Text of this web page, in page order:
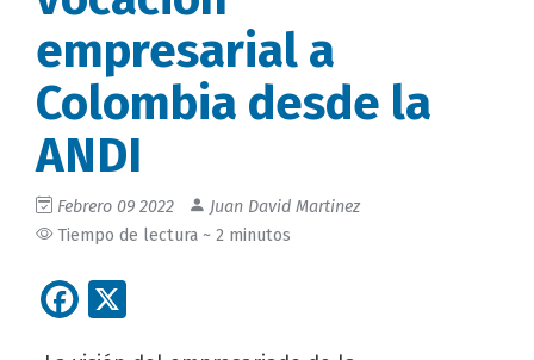
empresarial a
Colombia desde la
ANDI
Febrero 09 2022
Juan David Martinez
Tiempo de lectura ~ 2 minutos
Facebook